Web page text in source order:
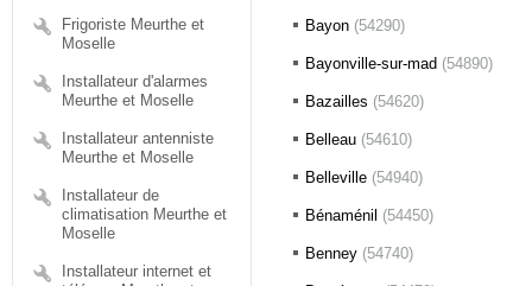
Frigoriste Meurthe et
Moselle
Installateur d'alarmes
Meurthe et Moselle
Installateur antenniste
Meurthe et Moselle
Installateur de
climatisation Meurthe et
Moselle
Installateur internet et
Bayon (54290)
Bayonville-sur-mad (54890)
Bazailles (54620)
Belleau (54610)
Belleville (54940)
Bénaménil (54450)
Benney (54740)